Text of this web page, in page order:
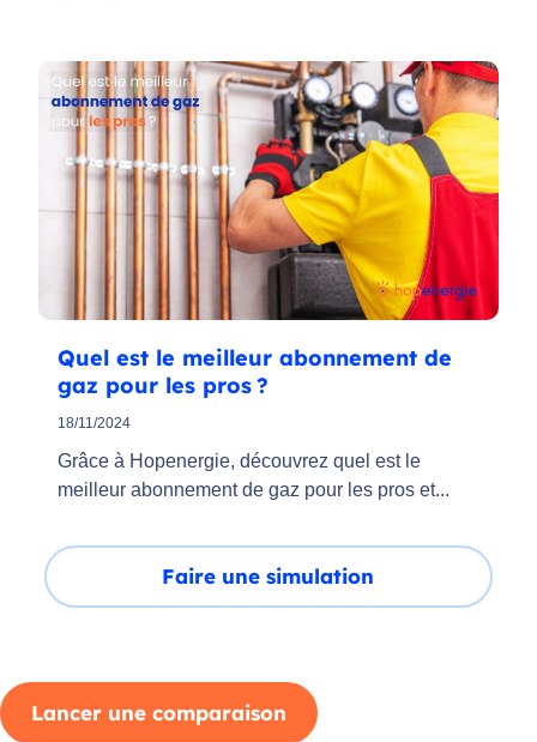
Quel est le meilleur abonnement de
gaz pour les pros ?
18/11/2024
Grâce à Hopenergie, découvrez quel est le
meilleur abonnement de gaz pour les pros et...
Faire une simulation
Lancer une comparaison